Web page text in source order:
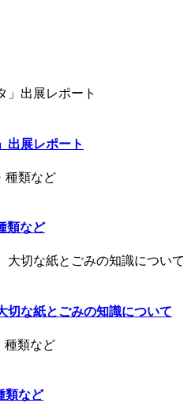
出展レポート
類など
切な紙とごみの知識について
類など